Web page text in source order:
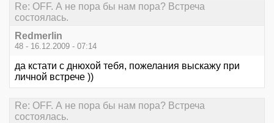
Re: OFF. А не пора бы нам пора? Встреча
состоялась.
Redmerlin
48 - 16.12.2009 - 07:14
да кстати с днюхой тебя, пожелания выскажу при
личной встрече ))
Re: OFF. А не пора бы нам пора? Встреча
состоялась.